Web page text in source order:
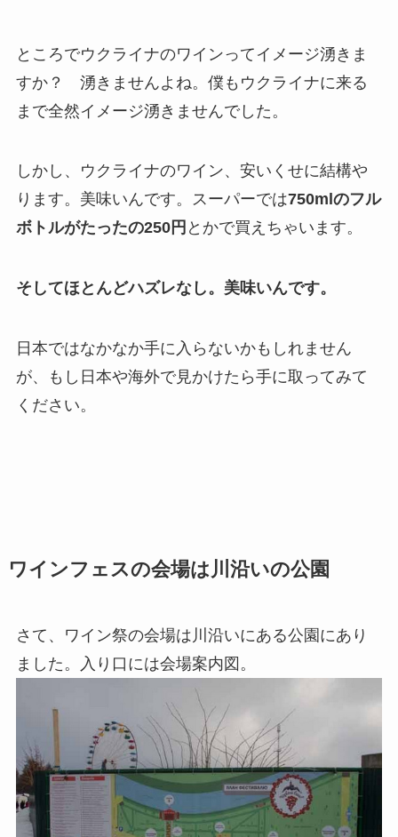
ところでウクライナのワインってイメージ湧きま
すか？ 湧きませんよね。僕もウクライナに来る
まで全然イメージ湧きませんでした。
しかし、ウクライナのワイン、安いくせに結構や
ります。美味いんです。スーパーでは750mlのフル
ボトルがたったの250円 とかで買えちゃいます。
そしてほとんどハズレなし。美味いんです。
日本ではなかなか手に入らないかもしれません
が、もし日本や海外で見かけたら手に取ってみて
ください。
ワインフェスの会場は川沿いの公園
さて、ワイン祭の会場は川沿いにある公園にあり
ました。入り口には会場案内図。